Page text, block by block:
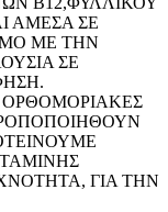
ΑΜΕΣΑ ΣΕ
ΜΕ ΤΗΝ
ΣΕ
ΟΡΘΟΜΟΡΙΑΚΕΣ
ΓΙΑ ΤΗΝ